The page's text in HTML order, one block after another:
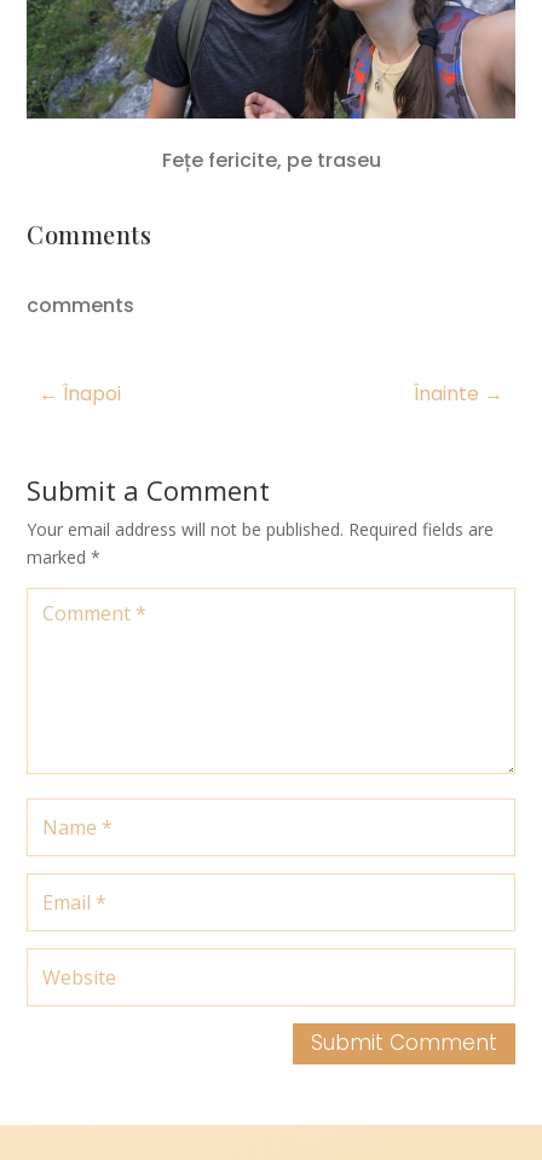
Fețe fericite, pe traseu
Comments
comments
←Înapoi Înainte →
Submit a Comment
Your email address will not be published. Required fields are
marked*
Submit Comment